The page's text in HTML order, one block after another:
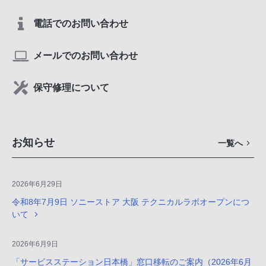
電話でのお問い合わせ
メールでのお問い合わせ
保守修理について
お知らせ 一覧へ
2026年6月29日
令和8年7月9日 ソニーストア 大阪 テクニカルラボオープンにつ
いて
2026年6月9日
「サービスステーション日本橋」窓口移転のご案内（2026年6月